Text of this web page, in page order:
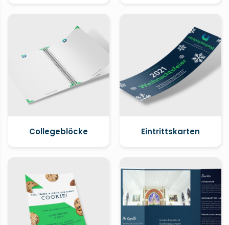
Collegeblöcke Eintrittskarten